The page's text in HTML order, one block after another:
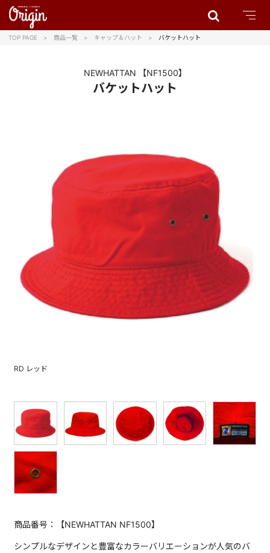
TOP PAGE 商品一覧 キャップ＆ハット バケットハット
NEWHATTAN 【NF1500】
バケットハット
RD レッド
商品番号：【NEWHATTAN NF1500】
シンプルなデザインと豊富なカラーバリエーションが人気のバ